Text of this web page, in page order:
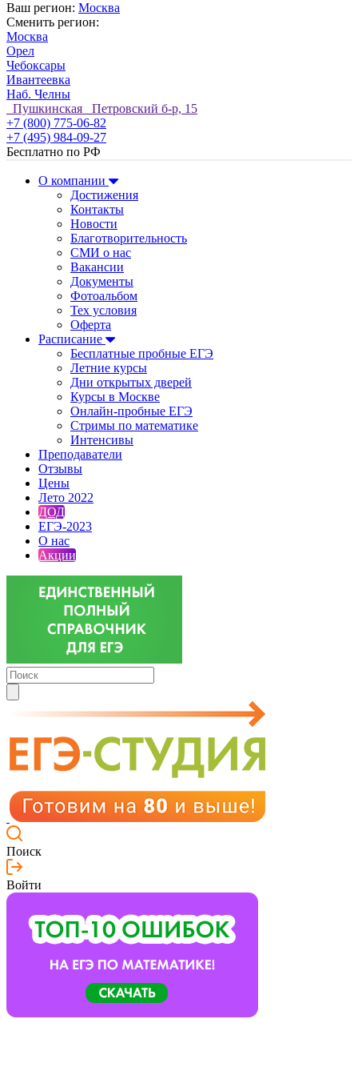
Ваш регион: Москва
Сменить регион:
Москва
Орел
Чебоксары
Ивантеевка
Наб. Челны
Пушкинская Петровский б-р, 15
+7 (800) 775-06-82
+7 (495) 984-09-27
Бесплатно по РФ
О компании
Достижения
Контакты
Новости
Благотворительность
СМИ о нас
Вакансии
Документы
Фотоальбом
Тех условия
Оферта
Расписание
Бесплатные пробные ЕГЭ
Летние курсы
Дни открытых дверей
Курсы в Москве
Онлайн-пробные ЕГЭ
Стримы по математике
Интенсивы
Преподаватели
Отзывы
Цены
Лето 2022
ДОД
ЕГЭ-2023
О нас
Акции
Поиск
Войти